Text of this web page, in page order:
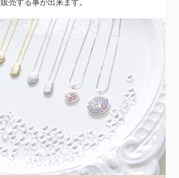
販売する事が出来ます。